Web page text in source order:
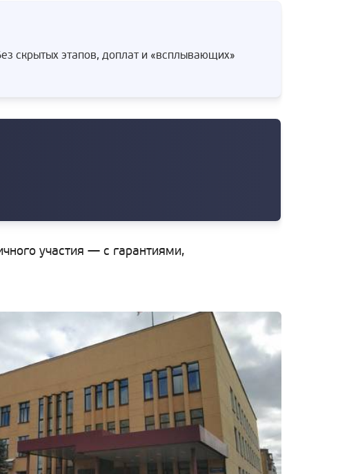
скрытых этапов, доплат и «всплывающих»
участия — с гарантиями,